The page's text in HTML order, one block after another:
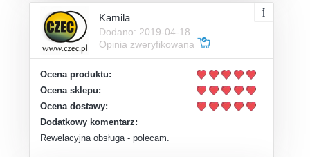
Kamila
Dodano: 2019-04-18
Opinia zweryfikowana
Ocena produktu:
Ocena sklepu:
Ocena dostawy:
Dodatkowy komentarz:
Rewelacyjna obsługa - polecam.